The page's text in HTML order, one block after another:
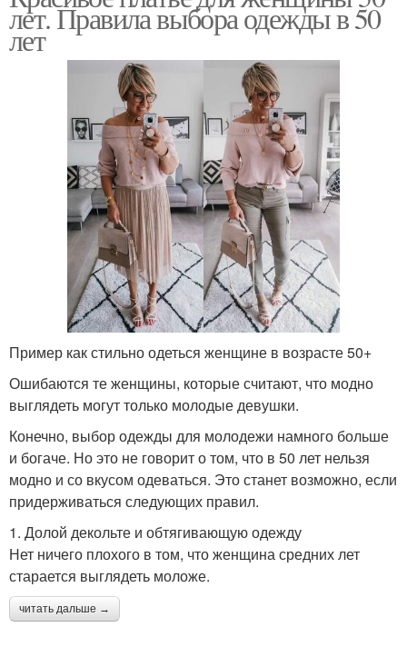
лет. Правила выбора одежды в 50
лет
Пример как стильно одеться женщине в возрасте 50+
Ошибаются те женщины, которые считают, что модно
выглядеть могут только молодые девушки.
Конечно, выбор одежды для молодежи намного больше
и богаче. Но это не говорит о том, что в 50 лет нельзя
модно и со вкусом одеваться. Это станет возможно, если
придерживаться следующих правил.
1. Долой декольте и обтягивающую одежду
Нет ничего плохого в том, что женщина средних лет
старается выглядеть моложе.
читать дальше →